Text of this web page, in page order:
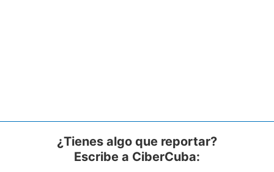
¿Tienes algo que reportar?
Escribe a CiberCuba: